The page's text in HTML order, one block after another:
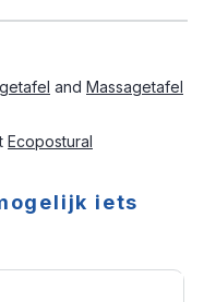
and Massagetafel
Ecopostural
iets